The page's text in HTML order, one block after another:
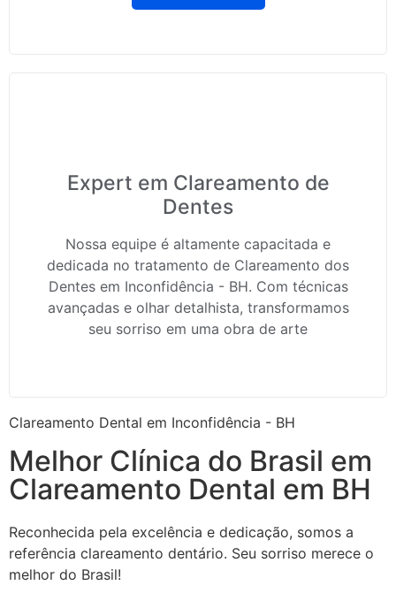
Expert em Clareamento de
Dentes
Nossa equipe é altamente capacitada e
dedicada no tratamento de Clareamento dos
Dentes em Inconfidência - BH. Com técnicas
avançadas e olhar detalhista, transformamos
seu sorriso em uma obra de arte
Clareamento Dental em Inconfidência - BH
Melhor Clínica do Brasil em
Clareamento Dental em BH
Reconhecida pela excelência e dedicação, somos a
referência clareamento dentário. Seu sorriso merece o
melhor do Brasil!